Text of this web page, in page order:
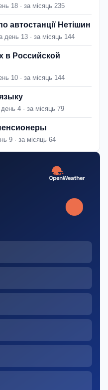
18 · за місяць 235
автостанції Нетішин
день 13 · за місяць 144
в Российской
10 · за місяць 144
4 · за місяць 79
9 · за місяць 64